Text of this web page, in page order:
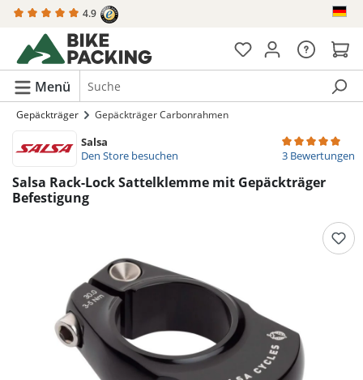
springen 4.9
Menü
Gepäckträger Gepäckträger Carbonrahmen
Salsa
Den Store besuchen
Salsa Rack-Lock Sattelklemme mit Gepäckträger
Befestigung
3 Bewertungen